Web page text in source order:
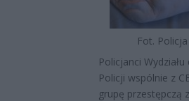
Fot. Policja
Policjanci
Policji wspólnie z
grupę przestępczą